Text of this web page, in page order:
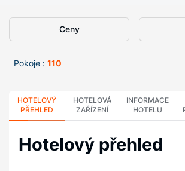
Ceny
Pokoje : 110
HOTELOVÝ
PŘEHLED
HOTELOVÁ
ZAŘÍZENÍ
INFORMACE
HOTELU
Hotelový přehled